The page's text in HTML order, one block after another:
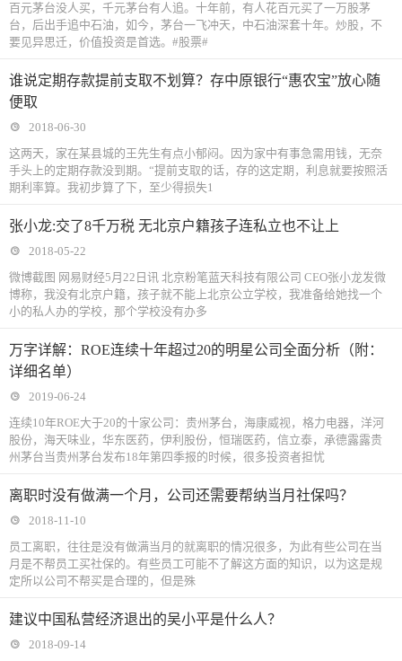
百元茅台没人买，千元茅台有人追。十年前，有人花百元买了一万股茅
台，后出手追中石油，如今，茅台一飞冲天，中石油深套十年。炒股，不
要见异思迁，价值投资是首选。#股票#
谁说定期存款提前支取不划算？存中原银行“惠农宝”放心随
便取
2018-06-30
这两天，家在某县城的王先生有点小郁闷。因为家中有事急需用钱，无奈
手头上的定期存款没到期。“提前支取的话，存的这定期，利息就要按照活
期利率算。我初步算了下，至少得损失1
张小龙:交了8千万税 无北京户籍孩子连私立也不让上
2018-05-22
微博截图 网易财经5月22日讯 北京粉笔蓝天科技有限公司 CEO张小龙发微
博称，我没有北京户籍，孩子就不能上北京公立学校，我准备给她找一个
小的私人办的学校，那个学校没有办多
万字详解：ROE连续十年超过20的明星公司全面分析（附：
详细名单）
2019-06-24
连续10年ROE大于20的十家公司：贵州茅台，海康威视，格力电器，洋河
股份，海天味业，华东医药，伊利股份，恒瑞医药，信立泰，承德露露贵
州茅台当贵州茅台发布18年第四季报的时候，很多投资者担忧
离职时没有做满一个月，公司还需要帮纳当月社保吗？
2018-11-10
​员工离职，往往是没有做满当月的就离职的情况很多，为此有些公司在当
月是不帮员工买社保的。有些员工可能不了解这方面的知识，以为这是规
定所以公司不帮买是合理的，但是殊
建议中国私营经济退出的吴小平是什么人？
2018-09-14